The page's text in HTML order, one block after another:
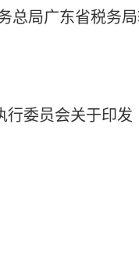
总局广东省税务
行委员会关于印